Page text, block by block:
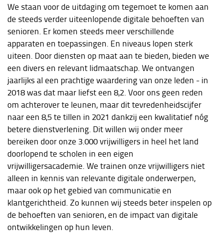
We staan voor de uitdaging om tegemoet te komen aan
de steeds verder uiteenlopende digitale behoeften van
senioren. Er komen steeds meer verschillende
apparaten en toepassingen. En niveaus lopen sterk
uiteen. Door diensten op maat aan te bieden, bieden we
een divers en relevant lidmaatschap. We ontvangen
jaarlijks al een prachtige waardering van onze leden - in
2018 was dat maar liefst een 8,2. Voor ons geen reden
om achterover te leunen, maar dit tevredenheidscijfer
naar een 8,5 te tillen in 2021 dankzij een kwalitatief nóg
betere dienstverlening. Dit willen wij onder meer
bereiken door onze 3.000 vrijwilligers in heel het land
doorlopend te scholen in een eigen
vrijwilligersacademie. We trainen onze vrijwilligers niet
alleen in kennis van relevante digitale onderwerpen,
maar ook op het gebied van communicatie en
klantgerichtheid. Zo kunnen wij steeds beter inspelen op
de behoeften van senioren, en de impact van digitale
ontwikkelingen op hun leven.